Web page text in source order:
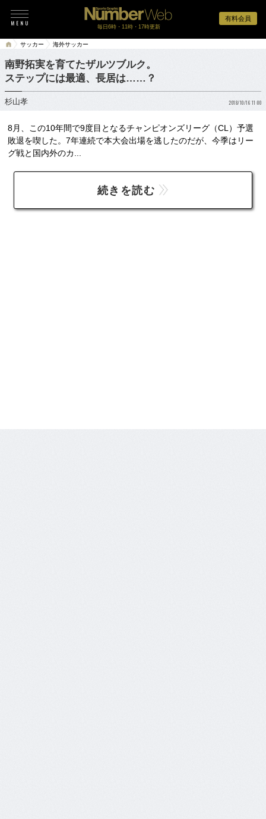
有料会員
毎日6時・11時・17時更新
サッカー 海外サッカー
南野拓実を育てたザルツブルク。
ステップには最適、長居は……？
杉山孝 2018/10/16 11:00
8月、この10年間で9度目となるチャンピオンズリーグ（CL）予選
敗退を喫した。7年連続で本大会出場を逃したのだが、今季はリー
グ戦と国内外のカ...
続きを読む